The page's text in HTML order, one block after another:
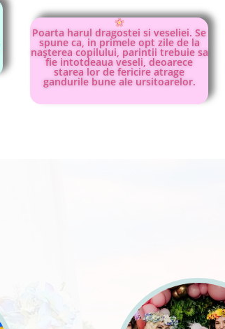
Poarta harul dragostei si veseliei. Se
spune ca, in primele opt zile de la
naşterea copilului, parintii trebuie sa
fie intotdeaua veseli, deoarece
starea lor de fericire atrage
gandurile bune ale ursitoarelor.